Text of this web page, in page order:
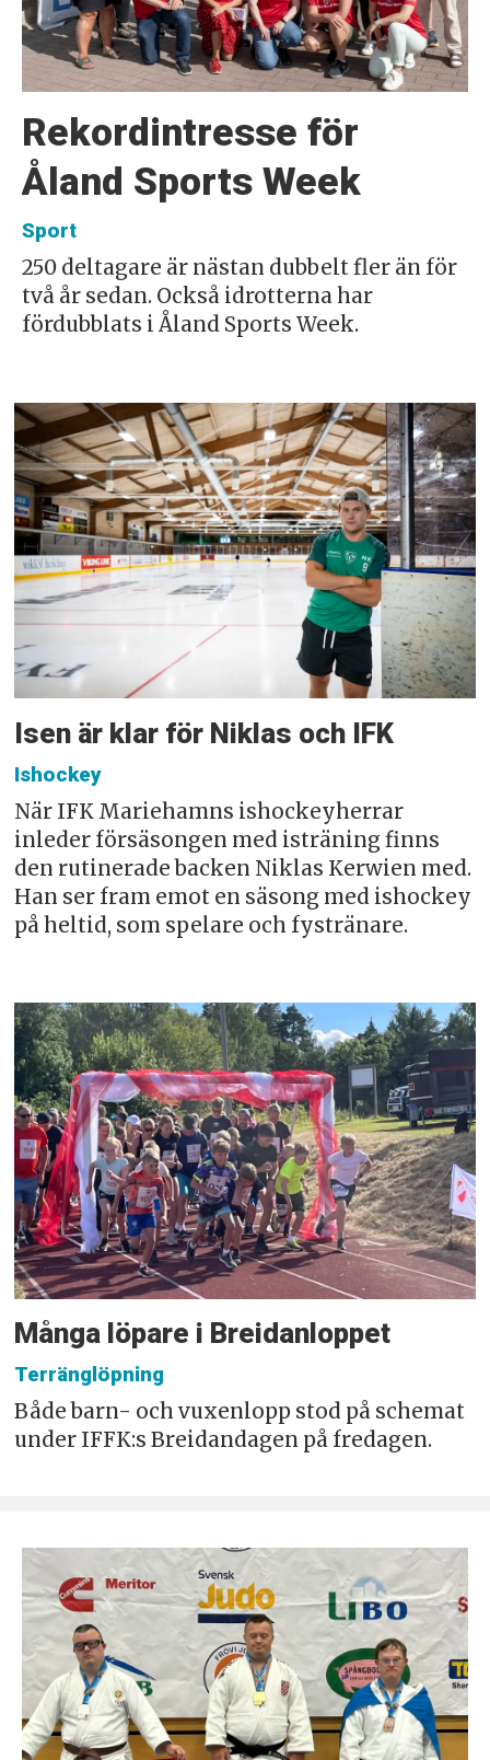
Rekordintresse för
Åland Sports Week
Sport
250 deltagare är nästan dubbelt fler än för
två år sedan. Också idrotterna har
fördubblats i Åland Sports Week.
Isen är klar för Niklas och IFK
Ishockey
När IFK Mariehamns ishockeyherrar
inleder försäsongen med isträning finns
den rutinerade backen Niklas Kerwien med.
Han ser fram emot en säsong med ishockey
på heltid, som spelare och fystränare.
Många löpare i Breidanloppet
Terränglöpning
Både barn- och vuxenlopp stod på schemat
under IFFK:s Breidandagen på fredagen.